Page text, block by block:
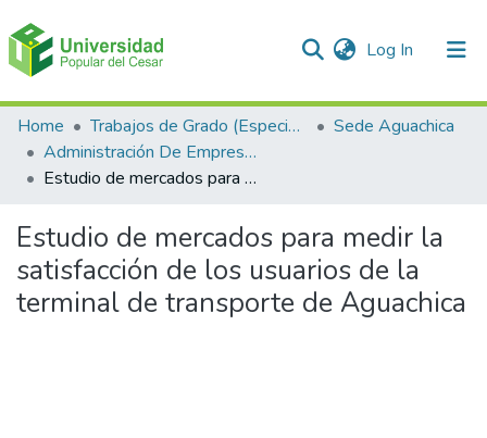
Log In (current)
Communities & Collections
All of DSpace
Home Trabajos de Grado (Especializaciones y Pregrados)
Sede Aguachica
Administración De Empresas
Estudio de mercados para medir la satisfacción de los usuarios de la terminal de transporte de Aguachica
Estudio de mercados para medir la
satisfacción de los usuarios de la
terminal de transporte de Aguachica